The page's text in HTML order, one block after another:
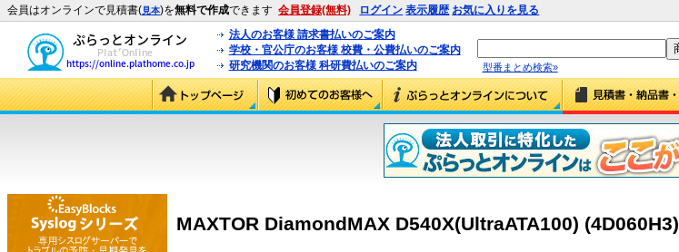
会員はオンラインで見積書(見本)を無料で作成できます 会員登録(無料) ログイン 表示履歴 お気に入りを見る
法人のお客様 請求書払いのご案内
学校・官公庁のお客様 校費・公費払いのご案内
研究機関のお客様 科研費払いのご案内
型番まとめ検索»
MAXTOR DiamondMAX D540X(UltraATA100) (4D060H3)